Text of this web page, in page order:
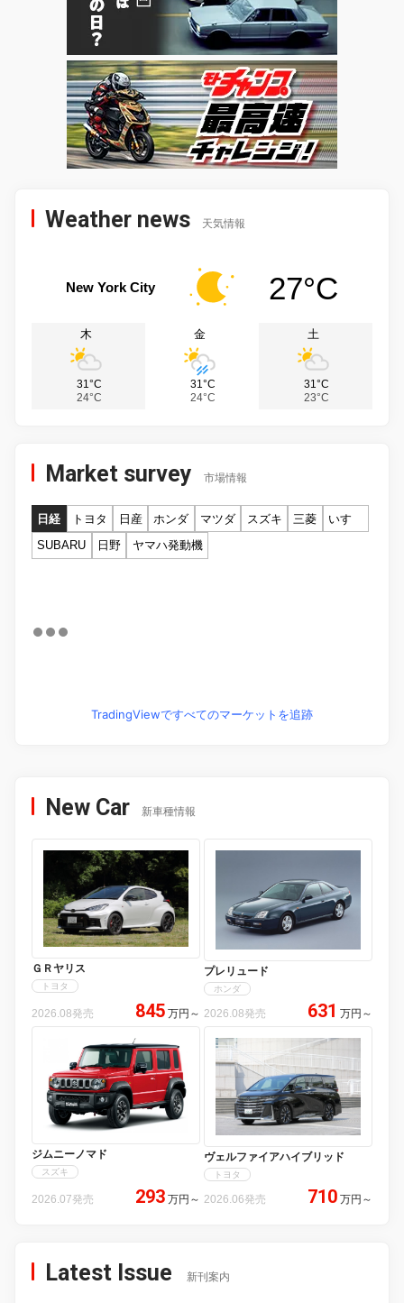
Weather news 天気情報
New York City 27°C
木
31°C
24°C
金
31°C
24°C
土
31°C
23°C
Market survey 市場情報
日経 トヨタ 日産 ホンダ マツダ スズキ 三菱
いすゞ
SUBARU
日野 ヤマハ発動機
TradingViewですべてのマーケットを追跡
New Car 新車種情報
ＧＲヤリス
トヨタ
2026.08発売 845 万円 ～
プレリュード
ホンダ
2026.08発売 631 万円 ～
ジムニーノマド
スズキ
2026.07発売 293 万円 ～
ヴェルファイアハイブリッド
トヨタ
2026.06発売 710 万円 ～
Latest Issue 新刊案内